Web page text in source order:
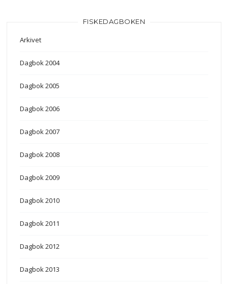
FISKEDAGBOKEN
Arkivet
Dagbok 2004
Dagbok 2005
Dagbok 2006
Dagbok 2007
Dagbok 2008
Dagbok 2009
Dagbok 2010
Dagbok 2011
Dagbok 2012
Dagbok 2013